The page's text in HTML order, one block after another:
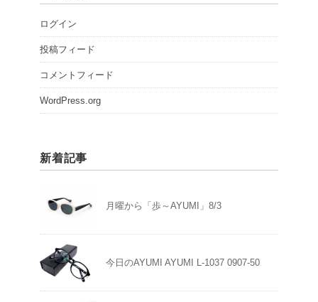
ログイン
投稿フィード
コメントフィード
WordPress.org
新着記事
月曜から「歩～AYUMI」8/3
今日のAYUMI AYUMI L-1037 0907-50